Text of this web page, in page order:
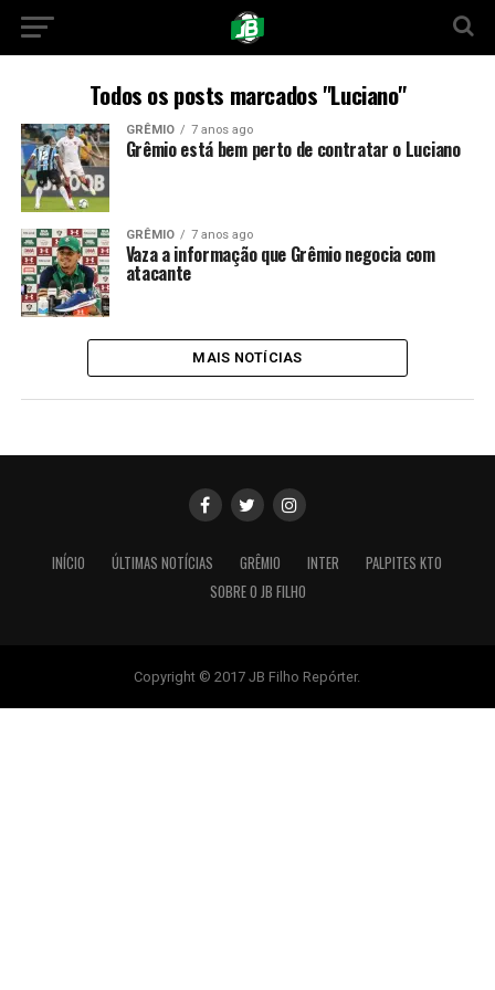
Todos os posts marcados "Luciano"
GRÊMIO 7 anos ago
Grêmio está bem perto de contratar o Luciano
GRÊMIO 7 anos ago
Vaza a informação que Grêmio negocia com
atacante
MAIS NOTÍCIAS
INÍCIO ÚLTIMAS NOTÍCIAS GRÊMIO INTER
PALPITES KTO
SOBRE O JB FILHO
Copyright © 2017 JB Filho Repórter.